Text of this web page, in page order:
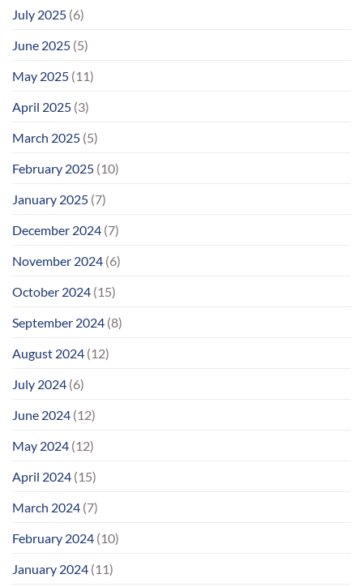
July 2025 (6)
June 2025 (5)
May 2025 (11)
April 2025 (3)
March 2025 (5)
February 2025 (10)
January 2025 (7)
December 2024 (7)
November 2024 (6)
October 2024 (15)
September 2024 (8)
August 2024 (12)
July 2024 (6)
June 2024 (12)
May 2024 (12)
April 2024 (15)
March 2024 (7)
February 2024 (10)
January 2024 (11)